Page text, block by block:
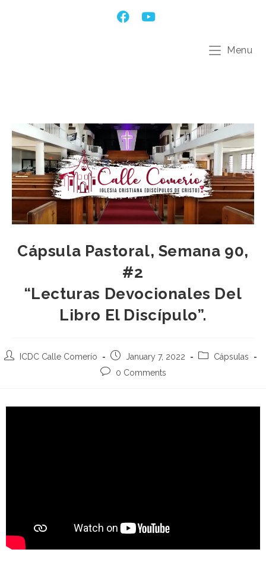
Menu
Cápsula Pastoral, Semana 90,
#2
“Lecturas Devocionales Del
Libro El Discípulo”.
ICDC Calle Comerío January 7, 2022
Cápsulas
0 Comments